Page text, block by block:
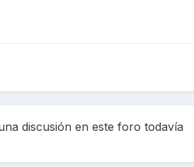
discusión en este foro todavía